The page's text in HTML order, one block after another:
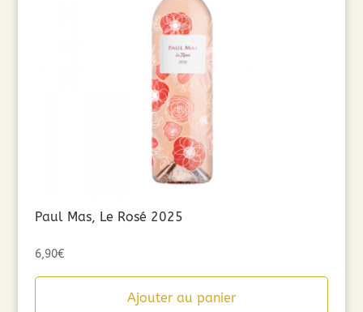
Paul Mas, Le Rosé 2025
6,90€
Ajouter au panier